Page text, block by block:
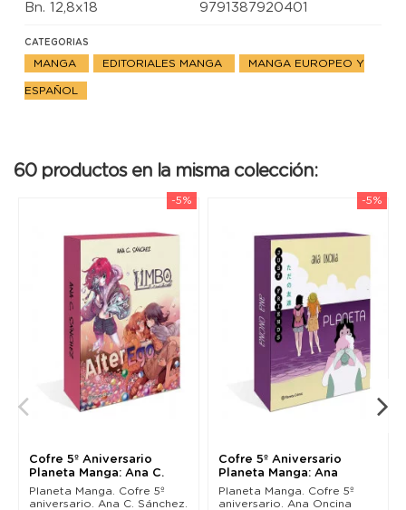
Bn. 12,8x18 9791387920401
CATEGORIAS
MANGA EDITORIALES MANGA MANGA EUROPEO Y
ESPAÑOL
60 productos en la misma colección:
-5%
Cofre 5º Aniversario
Planeta Manga: Ana C.
Sánchez
Planeta Manga. Cofre 5º
aniversario. Ana C. Sánchez.
-5%
Cofre 5º Aniversario
Planeta Manga: Ana
Oncina
Planeta Manga. Cofre 5º
aniversario. Ana Oncina